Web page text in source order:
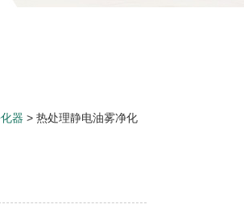
器 > 热处理静电油雾净化